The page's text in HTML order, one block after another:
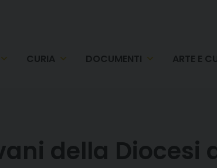
CURIA DOCUMENTI ARTE E
della Diocesi